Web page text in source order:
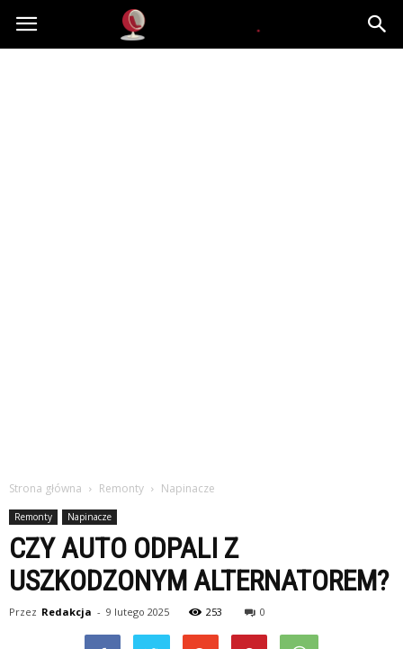
Dekoteria.pl
Strona główna Remonty Napinacze
Remonty Napinacze
CZY AUTO ODPALI Z
USZKODZONYM ALTERNATOREM?
Przez Redakcja - 9 lutego 2025 253 0